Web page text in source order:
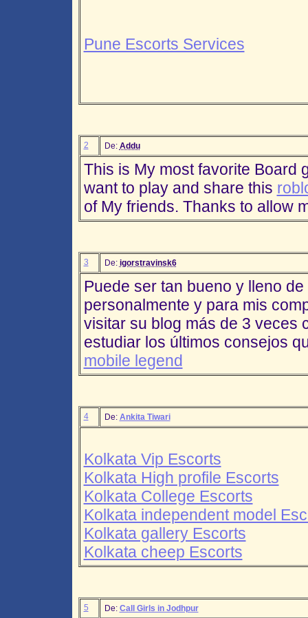
Pune Escorts Services
2 De: Addu
This is My most favorite Board
want to play and share this
of My friends. Thanks to allow
3 De: igorstravinsk6
Puede ser tan bueno y lleno
personalmente y para mis
visitar su blog más de 3 veces
estudiar los últimos consejos
mobile legend
4 De: Ankita Tiwari
Kolkata Vip Escorts
Kolkata High profile Escorts
Kolkata College Escorts
Kolkata independent model
Kolkata gallery Escorts
Kolkata cheep Escorts
5 De: Call Girls in Jodhpur